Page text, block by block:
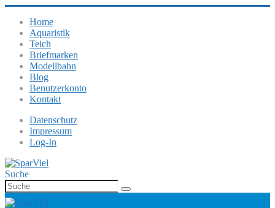
Home
Aquaristik
Teich
Briefmarken
Modellbahn
Blog
Benutzerkonto
Kontakt
Datenschutz
Impressum
Log-In
Suche